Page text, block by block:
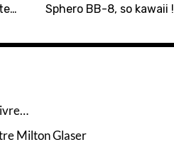
Sphero BB-8, so kawaii !
Milton Glaser